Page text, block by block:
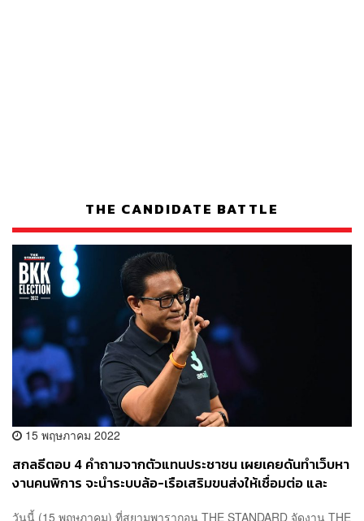
THE CANDIDATE BATTLE
15 พฤษภาคม 2022
สกลธีตอบ 4 คำถามจากตัวแทนประชาชน เผยเคยดันทำเว็บหา
งานคนพิการ จะนำระบบล้อ-เรือเสริมขนส่งให้เชื่อมต่อ และ
วันนี้ (15 พฤษภาคม) ที่สยามพารากอน THE STANDARD จัดงาน THE